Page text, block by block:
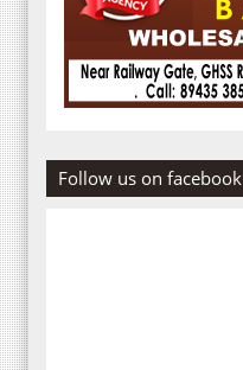
Follow us on facebook